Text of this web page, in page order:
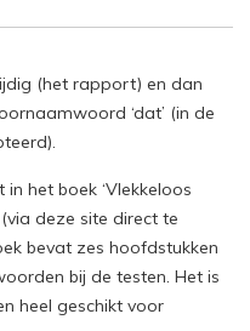
(het rapport) en dan
‘dat’ (in de
het boek ‘Vlekkeloos
deze site direct te
bevat zes hoofdstukken
bij de testen. Het is
heel geschikt voor